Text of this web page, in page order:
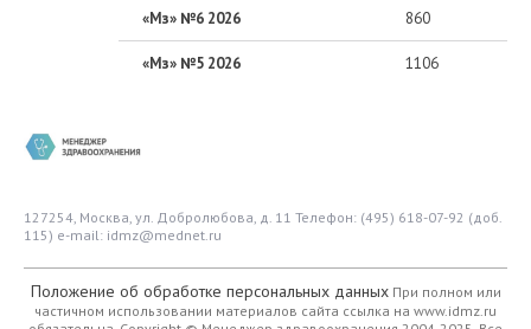
«Мз» №6 2026 860
«Мз» №5 2026 1106
127254, Москва, ул. Добролюбова, д. 11 Телефон: (495) 618-07-92 (доб.
115) e-mail: idmz@mednet.ru
Положение об обработке персональных данныхПри полном или
частичном использовании материалов сайта ссылка на www.idmz.ru